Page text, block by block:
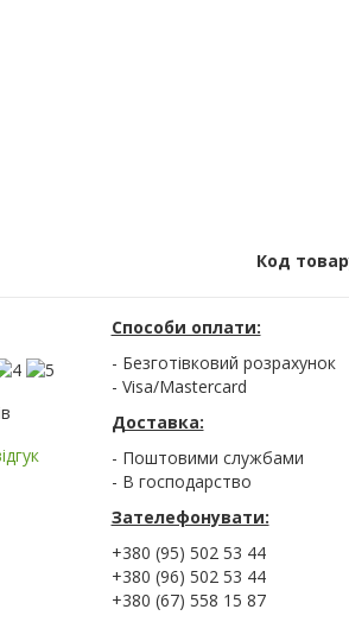
Код
Способи оплати:
- Безготівковий розрахунок
- Visa/Mastercard
Доставка:
- Поштовими службами
- В господарство
Зателефонувати:
+380 (95) 502 53 44
+380 (96) 502 53 44
+380 (67) 558 15 87